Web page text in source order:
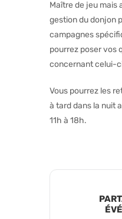
Maître de jeu mais
gestion du donjon
campagnes
pourrez poser vos
concernant celui-
Vous pourrez les
à tard dans la nuit
11h à 18h.